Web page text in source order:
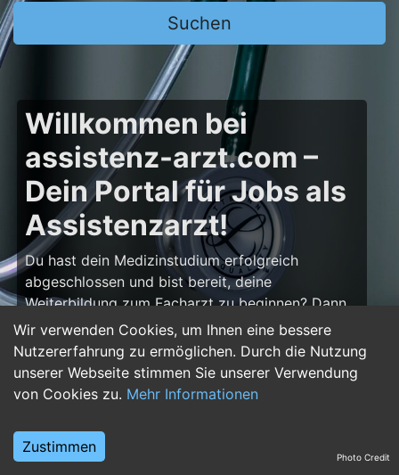
Wir verwenden Cookies, um Ihnen eine bessere
Nutzererfahrung zu ermöglichen. Durch die Nutzung
unserer Webseite stimmen Sie unserer Verwendung
von Cookies zu. Mehr Informationen
Zustimmen
Suchen
Willkommen bei
assistenz-arzt.com –
Dein Portal für Jobs als
Assistenzarzt!
Du hast dein Medizinstudium erfolgreich
abgeschlossen und bist bereit, deine
Weiterbildung zum Facharzt zu beginnen? Dann
bist du aufassistenz-arzt.comgenau richtig!
Hier findest du zahlreiche Stellenangebote für
Assistenzärzte in allen Fachrichtungen – von der
Inneren Medizin über die Chirurgie bis hin zur
deine Karriere im Arztberuf und finde die
passende Klinik oder Praxis für deinen nächstenPhoto Credit